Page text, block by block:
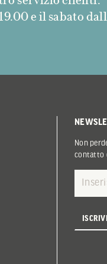
e il sabato
Non
contatto